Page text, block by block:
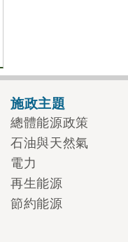
施政主題
總體能源政策
石油與天然氣
電力
再生能源
節約能源